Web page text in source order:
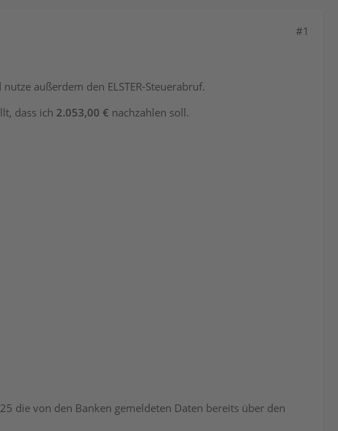
#1
außerdem den ELSTER-Steuerabruf.
dass ich 2.053,00 € nachzahlen soll.
die von den Banken gemeldeten Daten bereits über den